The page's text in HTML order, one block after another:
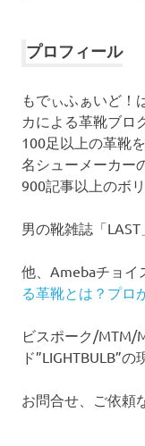
イ
プロフィール
もでぃふぁいど！
カによる革靴ブロ
100足以上の革靴
名シューメーカー
900記事以上のボ
男の靴雑誌「LAST
他、Amebaチョイ
る革靴とは？プロ
ビスポーク/MTM/
ド”LIGHTBULB”の
お問合せ、ご依頼